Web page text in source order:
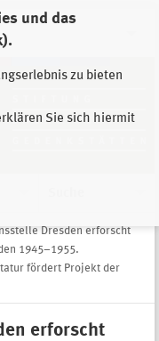
und das
zu bieten
Sie sich hiermit
Dresden erforscht
1945–1955.
fördert Projekt der
erforscht